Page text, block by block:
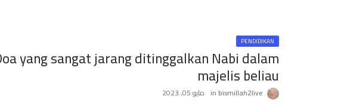
PENDIDIKAN
yang sangat jarang ditinggalkan Nabi dalam
majelis beliau
bismillah2live مايو 05, 2023